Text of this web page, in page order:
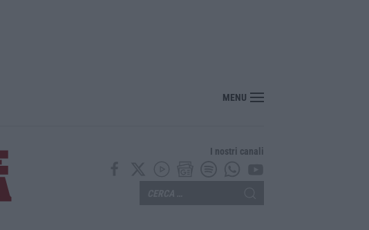
“Puca” a Venezia con il sostegno della Calabria Film Commission
MENU
I nostri canali